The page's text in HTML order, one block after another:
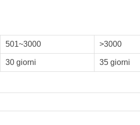
501~3000
>3000
30 giorni 35 giorni